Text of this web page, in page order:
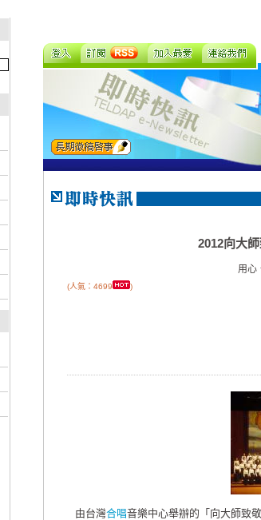
2012向大
用心
(人氣：4699 )
由台灣合唱音樂中心舉辦的「向大師致